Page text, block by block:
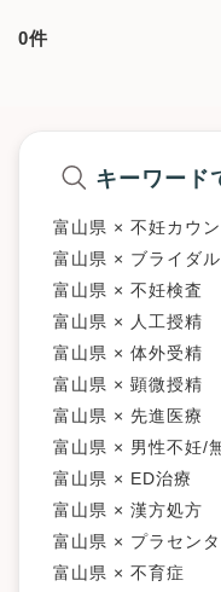
0件
キーワード
富山県 × 不妊カウ
富山県 × ブライダ
富山県 × 不妊検査
富山県 × 人工授精
富山県 × 体外受精
富山県 × 顕微授精
富山県 × 先進医療
富山県 × 男性不妊/
富山県 × ED治療
富山県 × 漢方処方
富山県 × プラセンタ
富山県 × 不育症